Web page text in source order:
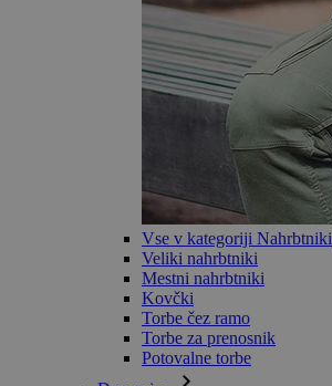
Vse v kategoriji Nahrbtniki
Veliki nahrbtniki
Mestni nahrbtniki
Kovčki
Torbe čez ramo
Torbe za prenosnik
Potovalne torbe